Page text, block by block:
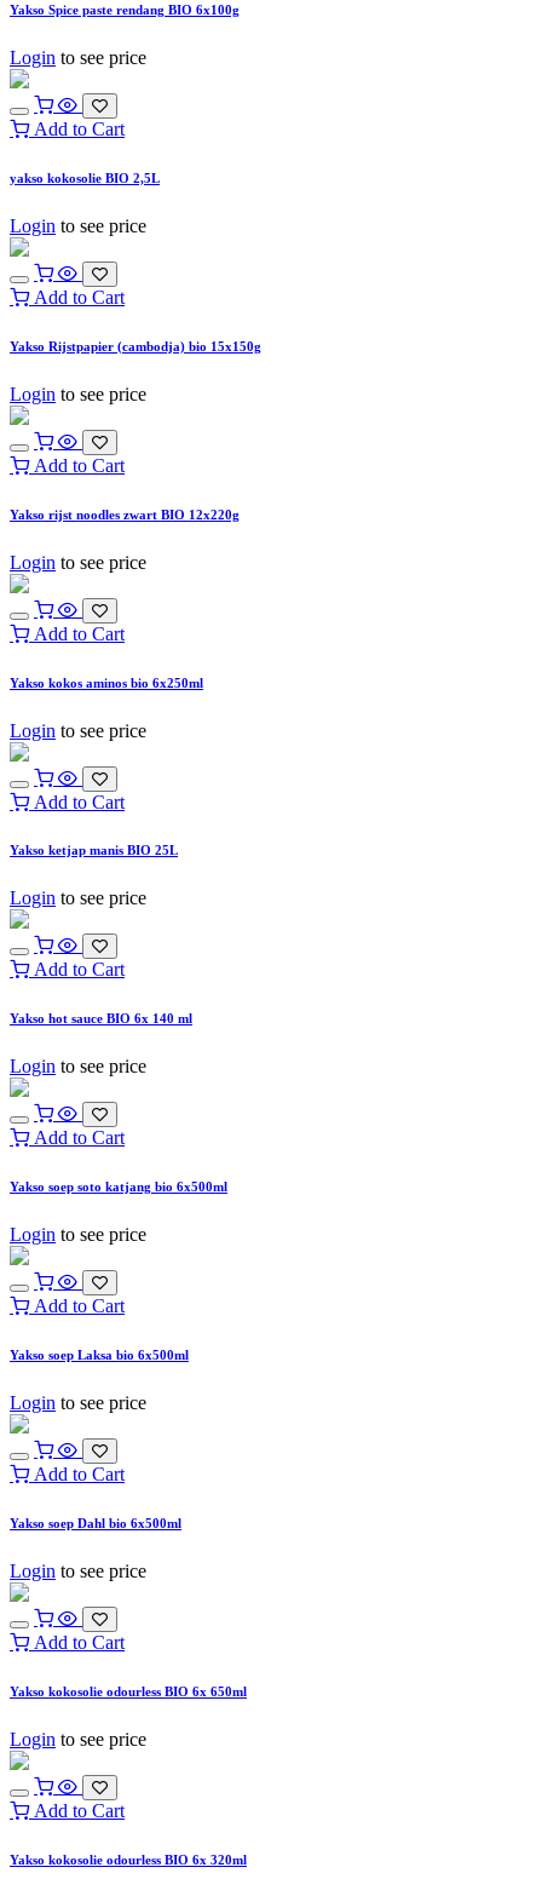
Yakso Spice paste rendang BIO 6x100g
Login to see price
Add to Cart
yakso kokosolie BIO 2,5L
Login to see price
Add to Cart
Yakso Rijstpapier (cambodja) bio 15x150g
Login to see price
Add to Cart
Yakso rijst noodles zwart BIO 12x220g
Login to see price
Add to Cart
Yakso kokos aminos bio 6x250ml
Login to see price
Add to Cart
Yakso ketjap manis BIO 25L
Login to see price
Add to Cart
Yakso hot sauce BIO 6x 140 ml
Login to see price
Add to Cart
Yakso soep soto katjang bio 6x500ml
Login to see price
Add to Cart
Yakso soep Laksa bio 6x500ml
Login to see price
Add to Cart
Yakso soep Dahl bio 6x500ml
Login to see price
Add to Cart
Yakso kokosolie odourless BIO 6x 650ml
Login to see price
Add to Cart
Yakso kokosolie odourless BIO 6x 320ml